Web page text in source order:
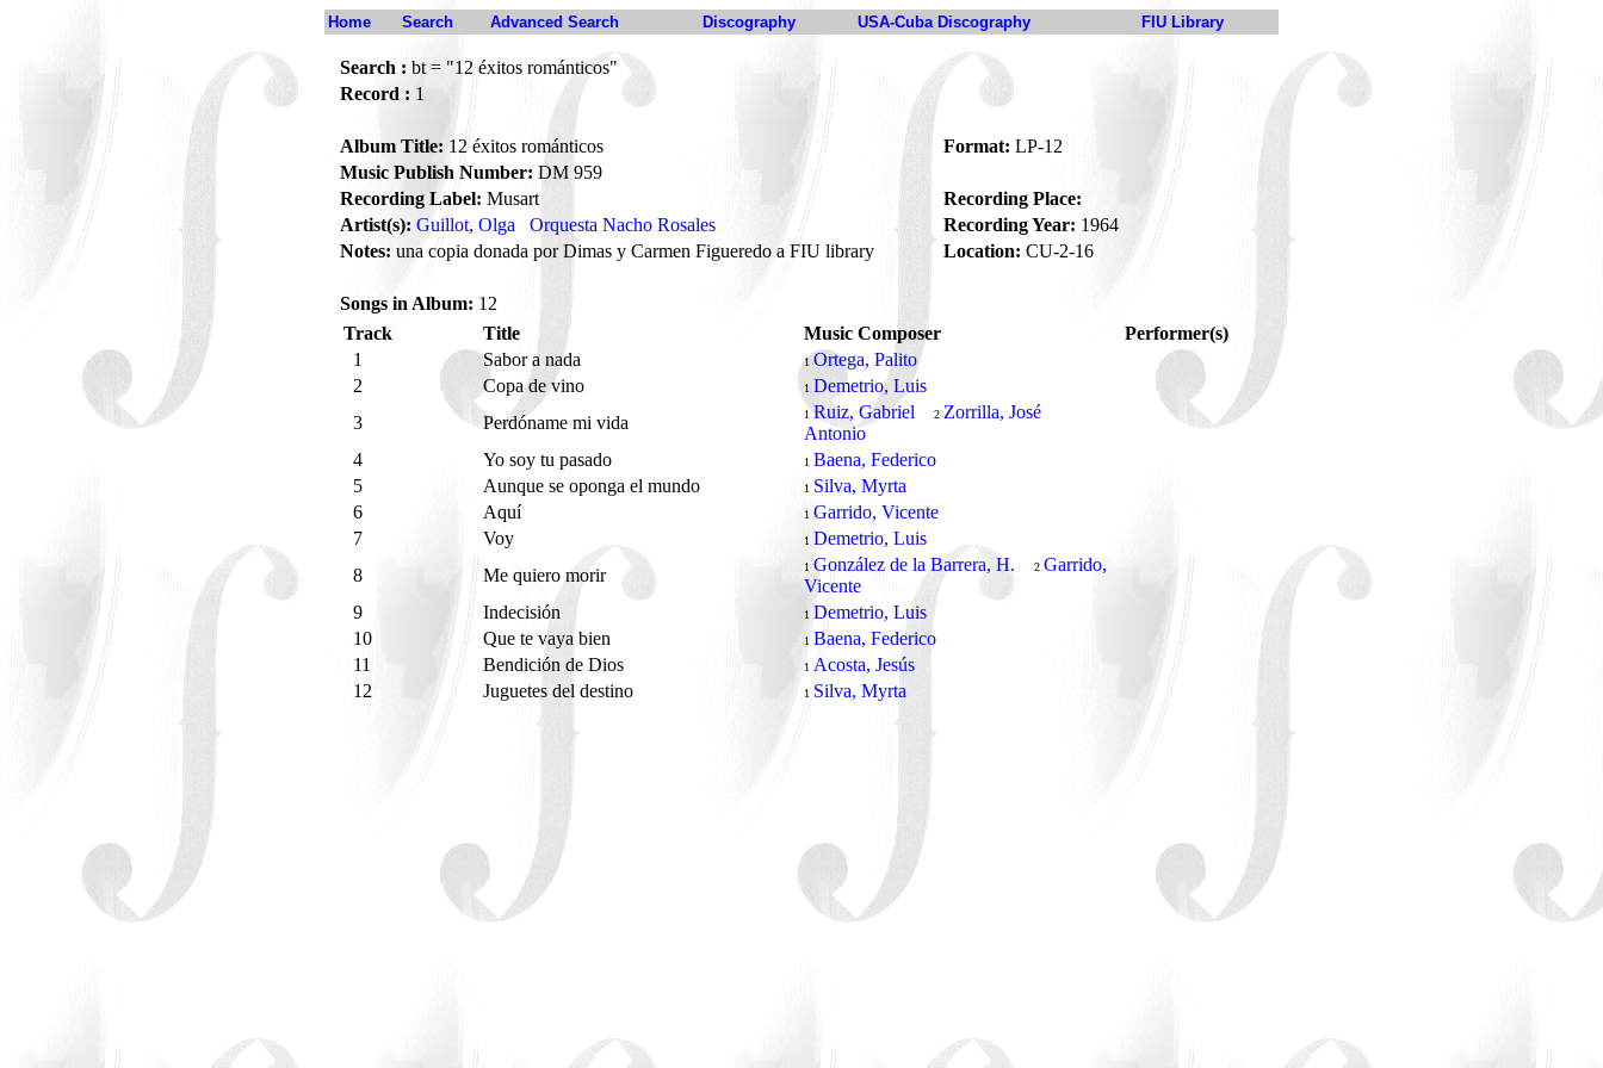
Home Search Advanced Search Discography USA-Cuba Discography FIU Library
Search : bt = "12 éxitos románticos"
Record : 1
Album Title: 12 éxitos románticos Format: LP-12
Music Publish Number: DM 959
Recording Label: Musart
Recording Place:
Artist(s): Guillot, Olga Orquesta Nacho Rosales Recording Year: 1964
Notes: una copia donada por Dimas y Carmen Figueredo a FIU library Location: CU-2-16
Songs in Album: 12
Track
Title Music Composer
Performer(s)
1
Sabor a nada 1 Ortega, Palito
2
Copa de vino 1 Demetrio, Luis
3
Perdóname mi vida 1Ruiz, Gabriel 2 Zorrilla, José
Antonio
4
Yo soy tu pasado 1 Baena, Federico
5
Aunque se oponga el mundo 1 Silva, Myrta
6
Aquí 1 Garrido, Vicente
7
Voy 1 Demetrio, Luis
8
Me quiero morir 1 González de la Barrera, H. 2 Garrido,
Vicente
9
Indecisión 1 Demetrio, Luis
10
Que te vaya bien 1 Baena, Federico
11
Bendición de Dios 1 Acosta, Jesús
12
Juguetes del destino 1Silva, Myrta